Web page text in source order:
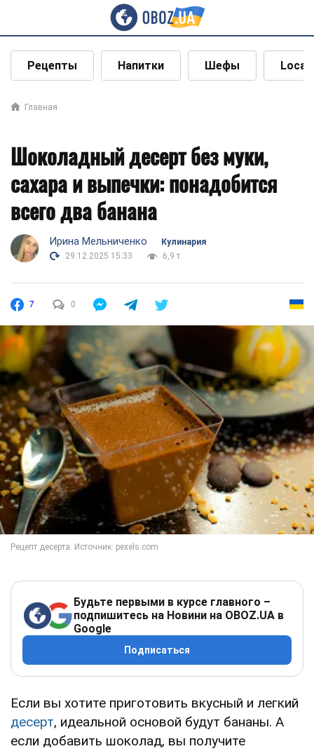
Рецепты Напитки Шефы Local
Главная
Шоколадный десерт без муки,
сахара и выпечки: понадобится
всего два банана
Ирина Мельниченко
Кулинария
29.12.2025 15:33
6,9 т.
7 0
Будьте первыми в курсе главного –
подпишитесь на Новини на OBOZ.UA в
Google
Подписаться
Если вы хотите приготовить вкусный и легкий
десерт, идеальной основой будут бананы. А
если добавить шоколад, вы получите